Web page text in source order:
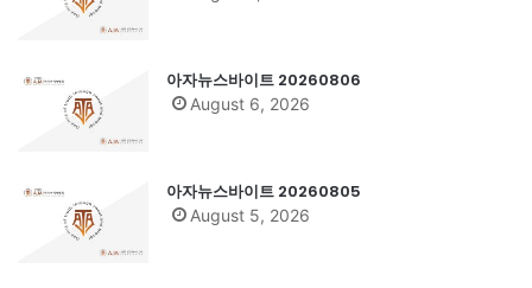
아자뉴스바이트 20260806
August 6, 2026
아자뉴스바이트 20260805
August 5, 2026